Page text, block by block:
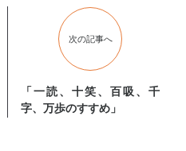
次の記事へ
「一読、十笑、百吸、千
字、万歩のすすめ」